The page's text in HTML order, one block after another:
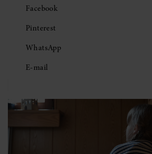
Facebook
Pinterest
WhatsApp
E-mail